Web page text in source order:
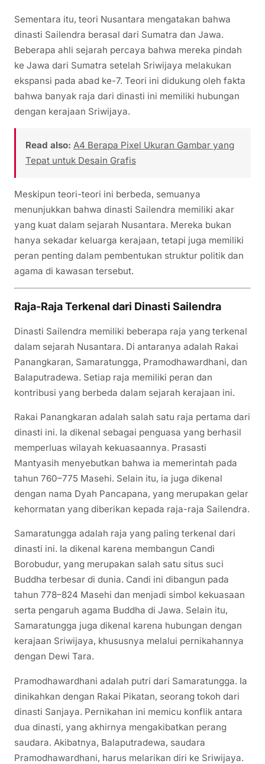
Sementara itu, teori Nusantara mengatakan bahwa
dinasti Sailendra berasal dari Sumatra dan Jawa.
Beberapa ahli sejarah percaya bahwa mereka pindah
ke Jawa dari Sumatra setelah Sriwijaya melakukan
ekspansi pada abad ke-7. Teori ini didukung oleh fakta
bahwa banyak raja dari dinasti ini memiliki hubungan
dengan kerajaan Sriwijaya.
Read also: A4 Berapa Pixel Ukuran Gambar yang
Tepat untuk Desain Grafis
Meskipun teori-teori ini berbeda, semuanya
menunjukkan bahwa dinasti Sailendra memiliki akar
yang kuat dalam sejarah Nusantara. Mereka bukan
hanya sekadar keluarga kerajaan, tetapi juga memiliki
peran penting dalam pembentukan struktur politik dan
agama di kawasan tersebut.
Raja-Raja Terkenal dari Dinasti Sailendra
Dinasti Sailendra memiliki beberapa raja yang terkenal
dalam sejarah Nusantara. Di antaranya adalah Rakai
Panangkaran, Samaratungga, Pramodhawardhani, dan
Balaputradewa. Setiap raja memiliki peran dan
kontribusi yang berbeda dalam sejarah kerajaan ini.
Rakai Panangkaran adalah salah satu raja pertama dari
dinasti ini. Ia dikenal sebagai penguasa yang berhasil
memperluas wilayah kekuasaannya. Prasasti
Mantyasih menyebutkan bahwa ia memerintah pada
tahun 760–775 Masehi. Selain itu, ia juga dikenal
dengan nama Dyah Pancapana, yang merupakan gelar
kehormatan yang diberikan kepada raja-raja Sailendra.
Samaratungga adalah raja yang paling terkenal dari
dinasti ini. Ia dikenal karena membangun Candi
Borobudur, yang merupakan salah satu situs suci
Buddha terbesar di dunia. Candi ini dibangun pada
tahun 778–824 Masehi dan menjadi simbol kekuasaan
serta pengaruh agama Buddha di Jawa. Selain itu,
Samaratungga juga dikenal karena hubungan dengan
kerajaan Sriwijaya, khususnya melalui pernikahannya
dengan Dewi Tara.
Pramodhawardhani adalah putri dari Samaratungga. Ia
dinikahkan dengan Rakai Pikatan, seorang tokoh dari
dinasti Sanjaya. Pernikahan ini memicu konflik antara
dua dinasti, yang akhirnya mengakibatkan perang
saudara. Akibatnya, Balaputradewa, saudara
Pramodhawardhani, harus melarikan diri ke Sriwijaya.